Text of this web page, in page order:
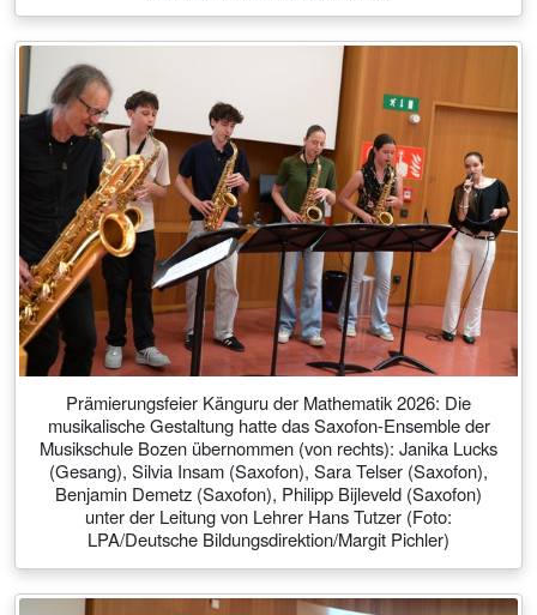
Prämierungsfeier Känguru der Mathematik 2026: Die
musikalische Gestaltung hatte das Saxofon-Ensemble der
Musikschule Bozen übernommen (von rechts): Janika Lucks
(Gesang), Silvia Insam (Saxofon), Sara Telser (Saxofon),
Benjamin Demetz (Saxofon), Philipp Bijleveld (Saxofon)
unter der Leitung von Lehrer Hans Tutzer (Foto:
LPA/Deutsche Bildungsdirektion/Margit Pichler)